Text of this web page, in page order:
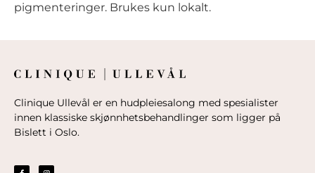
pigmenteringer. Brukes kun lokalt.
Clinique Ullevål er en hudpleiesalong med spesialister
innen klassiske skjønnhetsbehandlinger som ligger på
Bislett i Oslo.